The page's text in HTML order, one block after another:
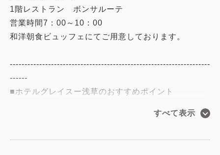
1階レストラン ボンサルーテ
営業時間7：00～10：00
和洋朝食ビュッフェにてご用意しております。
--------------------------------------------------------------------
------
■ホテルグレイスー浅草のおすすめポイント
2. 都営浅草線「浅草駅」(A1出口)または（A4出
すべて表示